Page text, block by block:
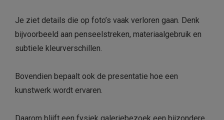
Je ziet details die op foto’s vaak verloren gaan. Denk
bijvoorbeeld aan penseelstreken, materiaalgebruik en
subtiele kleurverschillen.
Bovendien bepaalt ook de presentatie hoe een
kunstwerk wordt ervaren.